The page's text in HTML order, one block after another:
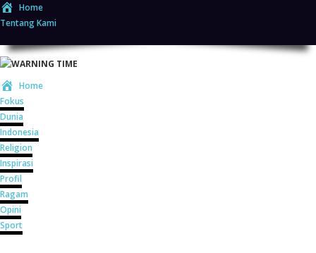
Home
Tentang Kami
Home
Fokus
Dunia
Indonesia
Religion
Inspirasi
Profil
Ragam
Opini
Sport